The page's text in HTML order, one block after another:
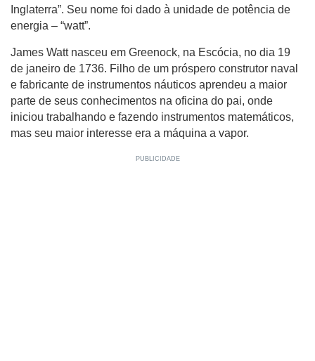
Inglaterra”. Seu nome foi dado à unidade de potência de
energia – “watt”.
James Watt nasceu em Greenock, na Escócia, no dia 19
de janeiro de 1736. Filho de um próspero construtor naval
e fabricante de instrumentos náuticos aprendeu a maior
parte de seus conhecimentos na oficina do pai, onde
iniciou trabalhando e fazendo instrumentos matemáticos,
mas seu maior interesse era a máquina a vapor.